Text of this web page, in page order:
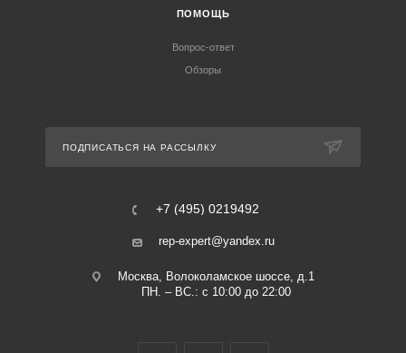
ПОМОЩЬ
Вопрос-ответ
Обзоры
ПОДПИСАТЬСЯ НА РАССЫЛКУ
+7 (495) 0219492
rep-expert@yandex.ru
Москва, Волоколамское шоссе, д.1
ПН. – ВС.: с 10:00 до 22:00